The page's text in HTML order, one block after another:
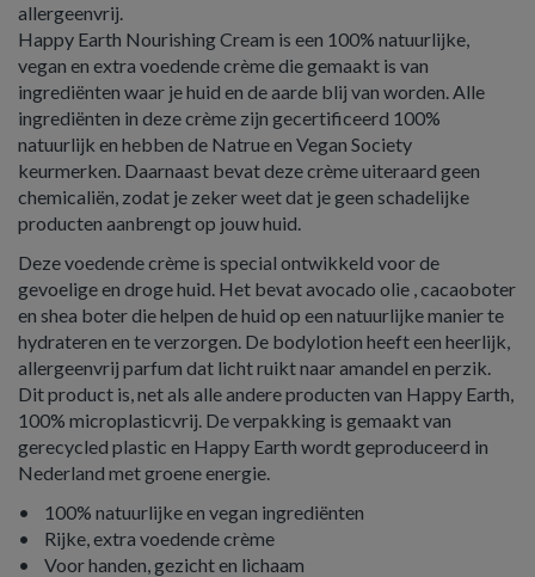
allergeenvrij.
Happy Earth Nourishing Cream is een 100% natuurlijke,
vegan en extra voedende crème die gemaakt is van
ingrediënten waar je huid en de aarde blij van worden. Alle
ingrediënten in deze crème zijn gecertificeerd 100%
natuurlijk en hebben de Natrue en Vegan Society
keurmerken. Daarnaast bevat deze crème uiteraard geen
chemicaliën, zodat je zeker weet dat je geen schadelijke
producten aanbrengt op jouw huid.
Deze voedende crème is special ontwikkeld voor de
gevoelige en droge huid. Het bevat avocado olie , cacaoboter
en shea boter die helpen de huid op een natuurlijke manier te
hydrateren en te verzorgen. De bodylotion heeft een heerlijk,
allergeenvrij parfum dat licht ruikt naar amandel en perzik.
Dit product is, net als alle andere producten van Happy Earth,
100% microplasticvrij. De verpakking is gemaakt van
gerecycled plastic en Happy Earth wordt geproduceerd in
Nederland met groene energie.
• 100% natuurlijke en vegan ingrediënten
• Rijke, extra voedende crème
• Voor handen, gezicht en lichaam